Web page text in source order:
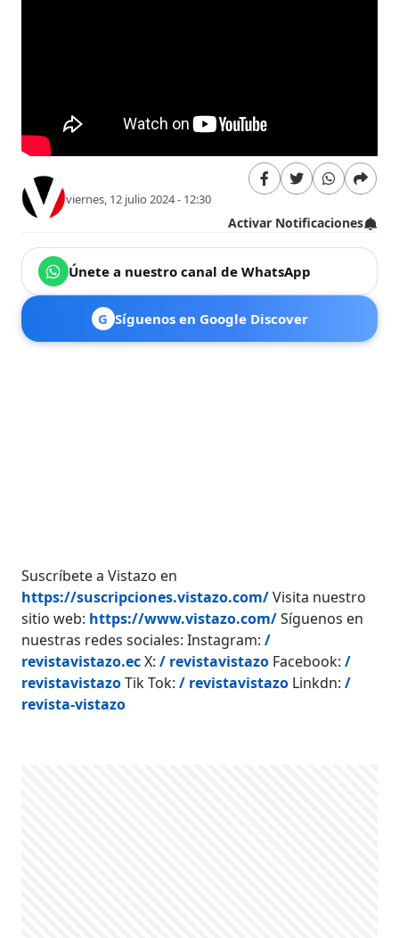
viernes, 12 julio 2024 - 12:30
Activar Notificaciones
Únete a nuestro canal de WhatsApp
G Síguenos en Google Discover
Suscríbete a Vistazo en
https://suscripciones.vistazo.com/Visita nuestro
sitio web: https://www.vistazo.com/Síguenos en
nuestras redes sociales: Instagram:/
revistavistazo.ecX:/ revistavistazo Facebook:/
revistavistazoTik Tok:/ revistavistazo Linkdn:/
revista-vistazo